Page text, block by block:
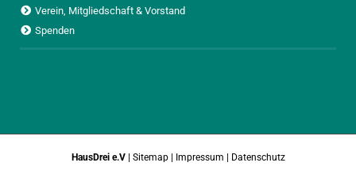
Verein, Mitgliedschaft & Vorstand
Spenden
HausDrei e.V | Sitemap| Impressum | Datenschutz